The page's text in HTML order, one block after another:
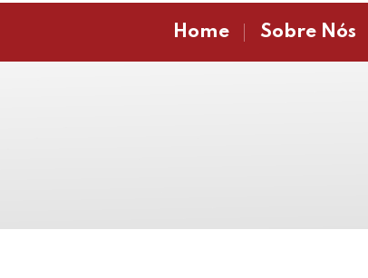
Home Sobre Nós